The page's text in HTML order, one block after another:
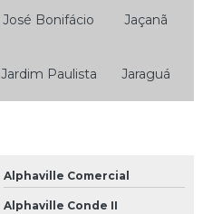
José Bonifácio Jaçanã
Jardim Paulista Jaraguá
Alphaville Comercial
Alphaville Conde II